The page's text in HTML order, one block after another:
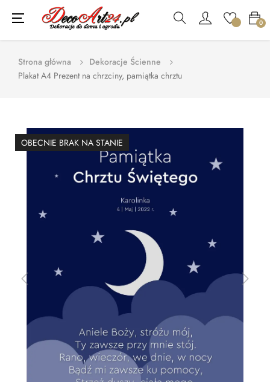
0
Toggle
navigation
☰
Strona główna
Dekoracje Ścienne
Plakat A4 Prezent na chrzciny, pamiątka chrztu
OBECNIE BRAK NA STANIE